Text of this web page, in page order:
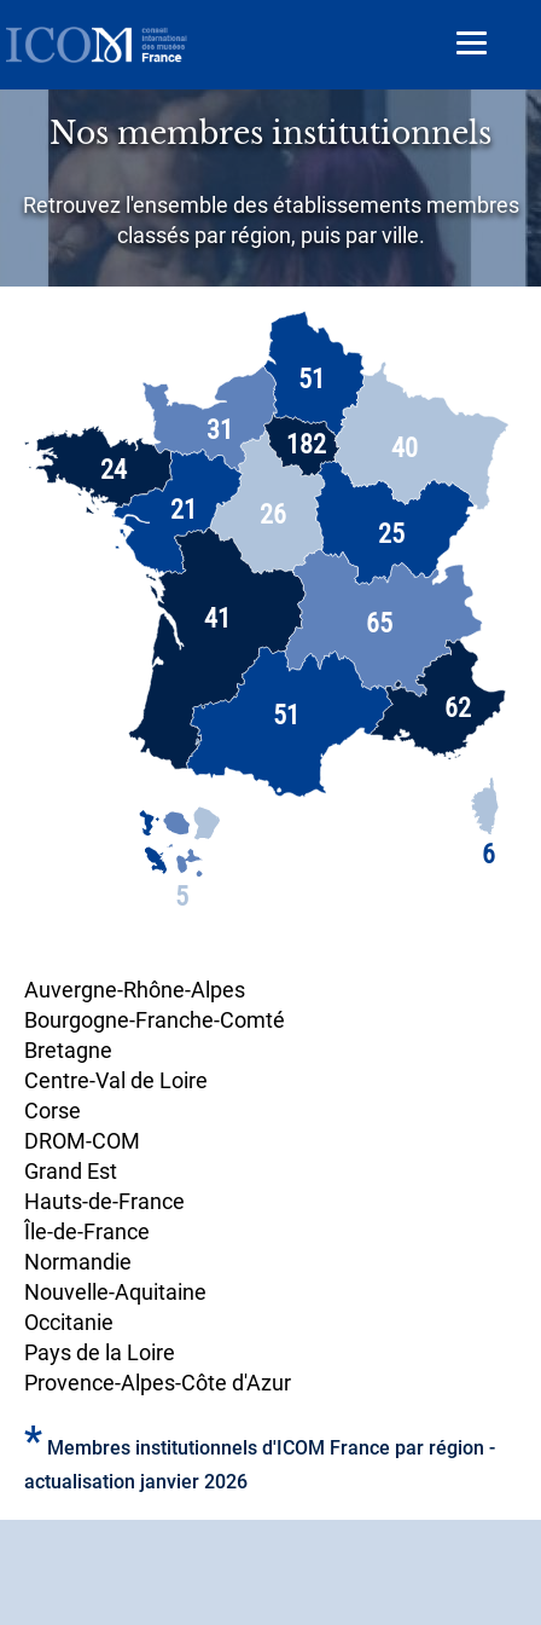
au
contenu
principal
Toggle
Nos membres institutionnels
Retrouvez l'ensemble des établissements membres
classés par région, puis par ville.
65
25
24
26
6
5
40
51
182
31
41
51
21
62
Auvergne-Rhône-Alpes
Bourgogne-Franche-Comté
Bretagne
Centre-Val de Loire
Corse
DROM-COM
Grand Est
Hauts-de-France
Île-de-France
Normandie
Nouvelle-Aquitaine
Occitanie
Pays de la Loire
Provence-Alpes-Côte d'Azur
* Membres institutionnels d'ICOM France par région -
actualisation janvier 2026